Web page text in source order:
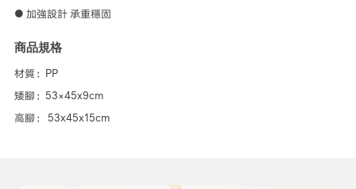
● 加強設計 承重穩固
商品規格
材質：PP
矮腳：53×45x9cm
高腳： 53x45x15cm